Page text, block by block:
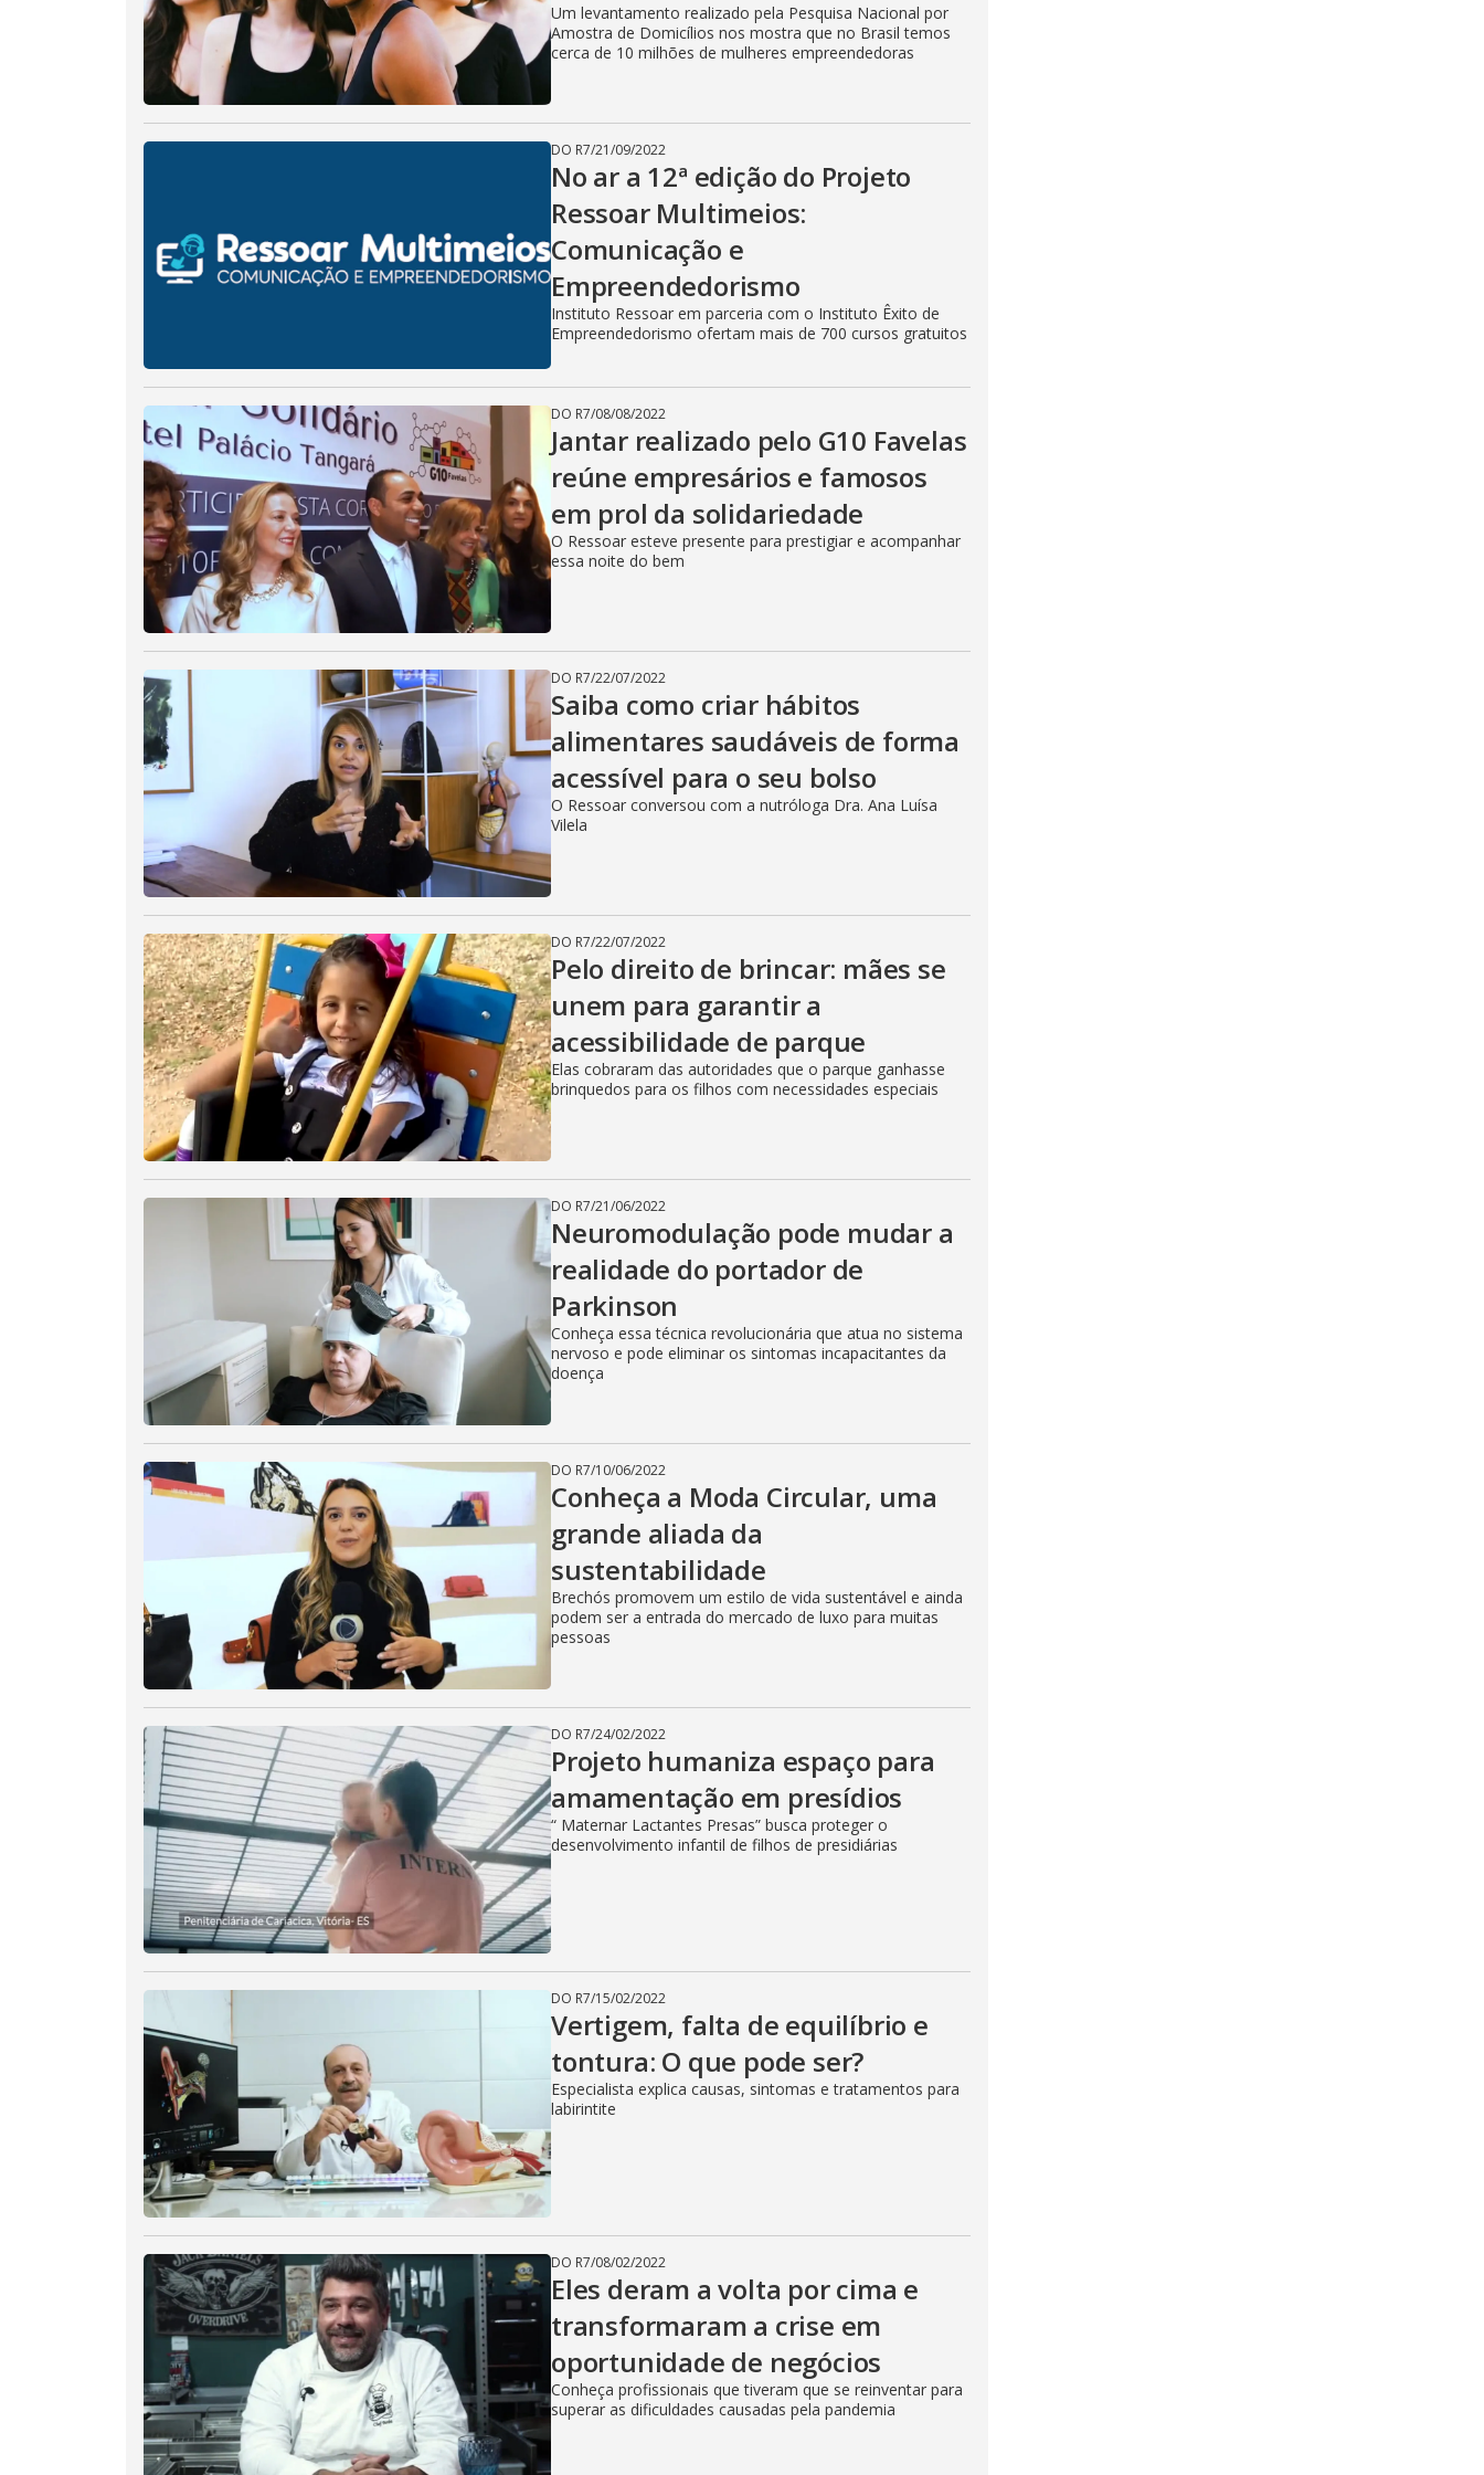
i
d
e
o
Um levantamento realizado pela Pesquisa Nacional por
Amostra de Domicílios nos mostra que no Brasil temos
cerca de 10 milhões de mulheres empreendedoras
DO R7/21/09/2022
No ar a 12ª edição do Projeto
Ressoar Multimeios:
Comunicação e
Empreendedorismo
Instituto Ressoar em parceria com o Instituto Êxito de
Empreendedorismo ofertam mais de 700 cursos gratuitos
DO R7/08/08/2022
Jantar realizado pelo G10 Favelas
reúne empresários e famosos
em prol da solidariedade
O Ressoar esteve presente para prestigiar e acompanhar
essa noite do bem
DO R7/22/07/2022
Saiba como criar hábitos
alimentares saudáveis de forma
acessível para o seu bolso
O Ressoar conversou com a nutróloga Dra. Ana Luísa
Vilela
DO R7/22/07/2022
Pelo direito de brincar: mães se
unem para garantir a
acessibilidade de parque
Elas cobraram das autoridades que o parque ganhasse
brinquedos para os filhos com necessidades especiais
DO R7/21/06/2022
Neuromodulação pode mudar a
realidade do portador de
Parkinson
Conheça essa técnica revolucionária que atua no sistema
nervoso e pode eliminar os sintomas incapacitantes da
doença
DO R7/10/06/2022
Conheça a Moda Circular, uma
grande aliada da
sustentabilidade
Brechós promovem um estilo de vida sustentável e ainda
podem ser a entrada do mercado de luxo para muitas
pessoas
DO R7/24/02/2022
Projeto humaniza espaço para
amamentação em presídios
“ Maternar Lactantes Presas” busca proteger o
desenvolvimento infantil de filhos de presidiárias
DO R7/15/02/2022
Vertigem, falta de equilíbrio e
tontura: O que pode ser?
Especialista explica causas, sintomas e tratamentos para
labirintite
DO R7/08/02/2022
Eles deram a volta por cima e
transformaram a crise em
oportunidade de negócios
Conheça profissionais que tiveram que se reinventar para
superar as dificuldades causadas pela pandemia